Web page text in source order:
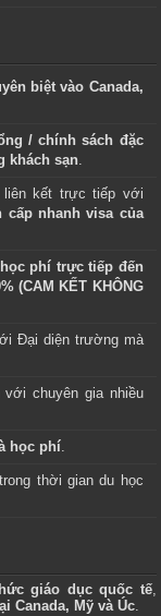
biệt vào Canada,
/ chính sách đặc
khách sạn.
liên kết trực tiếp với
cấp nhanh visa của
phí trực tiếp đến
(CAM KẾT KHÔNG
Đại diện trường mà
với chuyên gia nhiều
học phí.
thời gian du học
giáo dục quốc tế,
Canada, Mỹ và Úc.